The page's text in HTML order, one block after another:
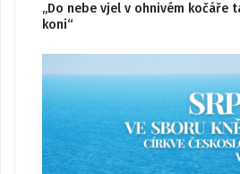
„Do nebe vjel v ohnivém kočáře
koni“